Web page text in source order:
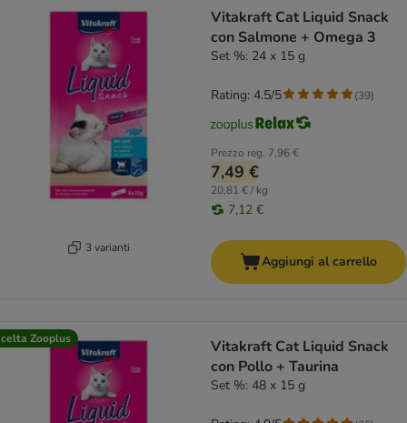
3 varianti
Vitakraft Cat Liquid Snack
con Salmone + Omega 3
Set %: 24 x 15 g
Prezzo reg. 7,96 €
7,49 €
20,81 € / kg
7,12 €
Rating: 4.5/5 (39)
Aggiungi al carrello
Zooplus
Vitakraft Cat Liquid Snack
con Pollo + Taurina
Set %: 48 x 15 g